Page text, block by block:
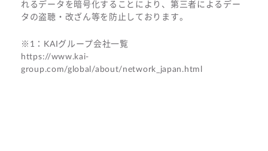
れるデータを暗号化することにより、第三者によるデー
タの盗聴・改ざん等を防止しております。
※1：KAIグループ会社一覧
https://www.kai-
group.com/global/about/network_japan.html